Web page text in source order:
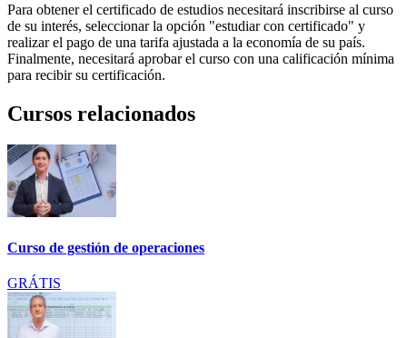
Para obtener el certificado de estudios necesitará inscribirse al curso
de su interés, seleccionar la opción "estudiar con certificado" y
realizar el pago de una tarifa ajustada a la economía de su país.
Finalmente, necesitará aprobar el curso con una calificación mínima
para recibir su certificación.
Cursos relacionados
Curso de gestión de operaciones
GRÁTIS